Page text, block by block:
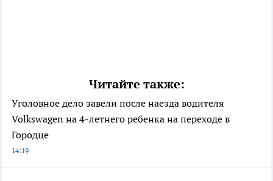
Читайте также:
Уголовное дело завели после наезда водителя
Volkswagen на 4-летнего ребенка на переходе в
Городце
14:19